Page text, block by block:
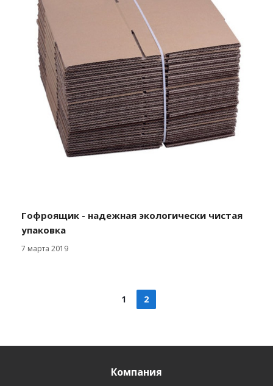
Гофроящик - надежная экологически чистая
упаковка
7 марта 2019
1 2
Компания